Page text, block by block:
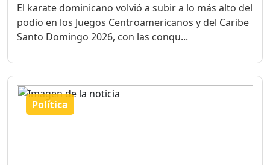
El karate dominicano volvió a subir a lo más alto del
podio en los Juegos Centroamericanos y del Caribe
Santo Domingo 2026, con las conqu...
Política